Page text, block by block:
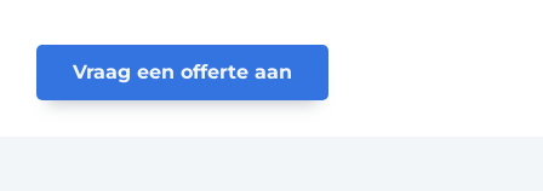
Vraag een offerte aan